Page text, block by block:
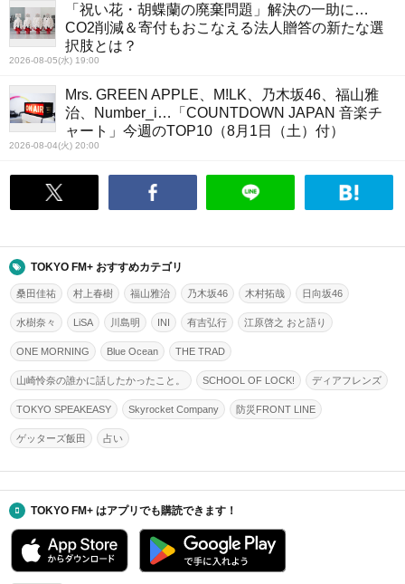
「祝い花・胡蝶蘭の廃棄問題」解決の一助に…
CO2削減＆寄付もおこなえる法人贈答の新たな選
択肢とは？
2026-08-05(水) 19:00
Mrs. GREEN APPLE、M!LK、乃木坂46、福山雅
治、Number_i…「COUNTDOWN JAPAN 音楽チ
ャート」今週のTOP10（8月1日（土）付）
2026-08-04(火) 20:00
TOKYO FM+ おすすめカテゴリ
桑田佳祐 村上春樹 福山雅治 乃木坂46 木村拓哉 日向坂46
水樹奈々 LiSA 川島明 INI 有吉弘行 江原啓之 おと語り
ONE MORNING Blue Ocean THE TRAD
山崎怜奈の誰かに話したかったこと。 SCHOOL OF LOCK! ディアフレンズ
TOKYO SPEAKEASY Skyrocket Company 防災FRONT LINE
ゲッターズ飯田 占い
TOKYO FM+ はアプリでも購読できます！